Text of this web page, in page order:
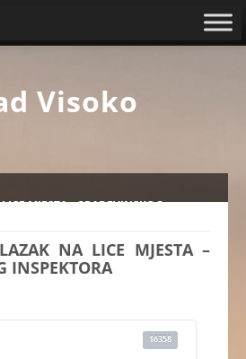
Visoko
MJESTA - GRAĐEVINSKOG
NA LICE MJESTA –
INSPEKTORA
16358